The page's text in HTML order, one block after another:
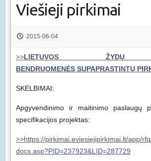
Viešieji pirkimai
2015-06-04
>>LIETUVOS ŽYDŲ
BENDRUOMENĖS SUPAPRASTINTŲ
SKELBIMAI:
Apgyvendinimo ir maitinimo paslaugų
specifikacijos projektas:
>>https://pirkimai.eviesiejipirkimai.lt/app/
docs.asp?PID=237923&LID=287729